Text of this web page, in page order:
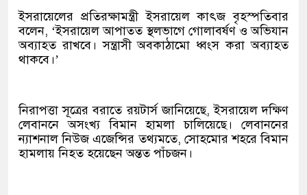
ইসরায়েলের প্রতিরক্ষামন্ত্রী ইসরায়েল কাৎজ বৃহস্পতিবার
বলেন, ‘ইসরায়েল আপাতত স্থলভাগে গোলাবর্ষণ ও অভিযান
অব্যাহত রাখবে। সন্ত্রাসী অবকাঠামো ধ্বংস করা অব্যাহত
থাকবে।’
নিরাপত্তা সূত্রের বরাতে রয়টার্স জানিয়েছে, ইসরায়েল দক্ষিণ
লেবাননে অসংখ্য বিমান হামলা চালিয়েছে। লেবাননের
ন্যাশনাল নিউজ এজেন্সির তথ্যমতে, সোহমোর শহরে বিমান
হামলায় নিহত হয়েছেন অন্তত পাঁচজন।